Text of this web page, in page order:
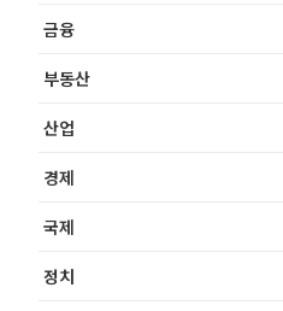
금융
부동산
산업
경제
국제
정치